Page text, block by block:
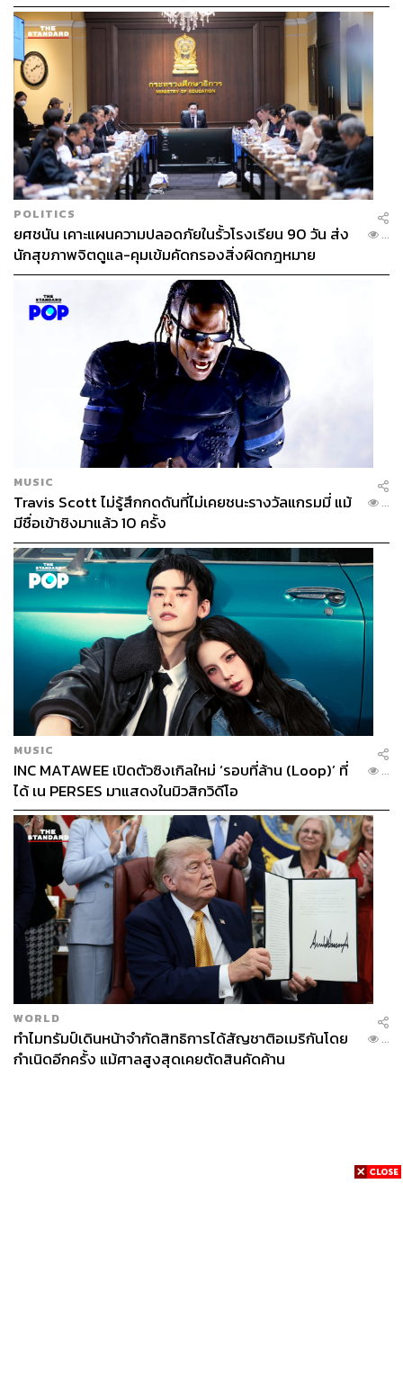
POLITICS
ยศชนัน เคาะแผนความปลอดภัยในรั้วโรงเรียน 90 วัน ส่ง
นักสุขภาพจิตดูแล-คุมเข้มคัดกรองสิ่งผิดกฎหมาย
...
MUSIC
Travis Scott ไม่รู้สึกกดดันที่ไม่เคยชนะรางวัลแกรมมี่ แม้
มีชื่อเข้าชิงมาแล้ว 10 ครั้ง
...
MUSIC
INC MATAWEE เปิดตัวซิงเกิลใหม่ ‘รอบที่ล้าน (Loop)’ ที่
ได้ เน PERSES มาแสดงในมิวสิกวิดีโอ
...
WORLD
ทำไมทรัมป์เดินหน้าจำกัดสิทธิการได้สัญชาติอเมริกันโดย
กำเนิดอีกครั้ง แม้ศาลสูงสุดเคยตัดสินคัดค้าน
...